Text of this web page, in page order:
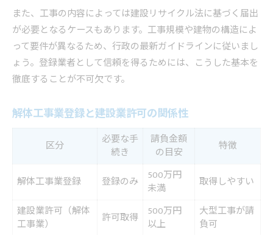
また、工事の内容によっては建設リサイクル法に基づく届出
が必要となるケースもあります。工事規模や建物の構造によ
って要件が異なるため、行政の最新ガイドラインに従いまし
ょう。登録業者として信頼を得るためには、こうした基本を
徹底することが不可欠です。
解体工事業登録と建設業許可の関係性
区分
必要な手
続き
請負金額
の目安
特徴
解体工事業登録 登録のみ
500万円
未満
取得しやすい
建設業許可（解体
工事業）
許可取得
500万円
以上
大型工事が請
負可